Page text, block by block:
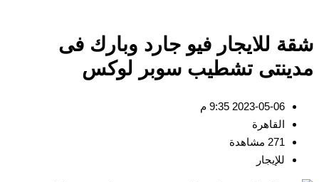
شقة للايجار فيو جارد وبارك فى
مدينتى تشطيب سوبر لوكس
2023-05-06 9:35 م
القاهرة
271 مشاهدة
للإيجار